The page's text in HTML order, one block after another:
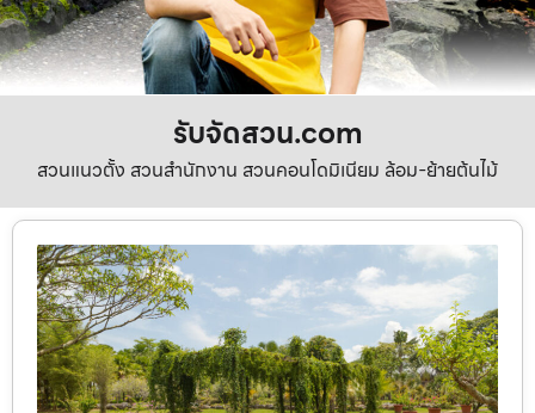
รับจัดสวน.com
สวนแนวตั้ง สวนสำนักงาน สวนคอนโดมิเนียม ล้อม-ย้ายต้นไม้